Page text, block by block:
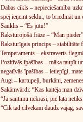
Dabas cikls – nepieciešamība
spēj ieņemt sēklu., to briedināt
Sauklis – “Es jūtu!”
Raksturojošā frāze – “Man
Raksturīgais princips – stabilitāte
Temperaments – ekstraverts
Pozitīvās īpašības – māka taupīt
negatīvās īpašības – ietiepīgi,
Augi – kartupeļi, burkāni,
Sakāmvārdi: “Kas kaitēja man
“Ja santīmu nekrāsi, pie lata
“Cik tad cilvēkam daudz vajag,